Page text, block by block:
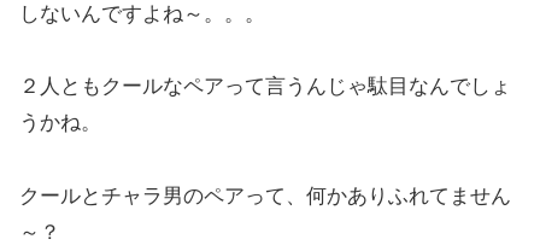
しないんですよね～。。。
２人ともクールなペアって言うんじゃ駄目なんでしょ
うかね。
クールとチャラ男のペアって、何かありふれてません
～？